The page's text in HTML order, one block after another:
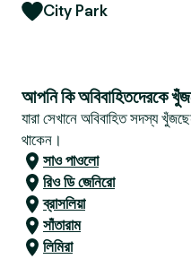
City Park
আপনি কি অবিবাহিতদেরকে
যারা সেখানে অবিবাহিত সদস্য
থাকেন।
সাও পাওলো
রিও ডি জেনিরো
ব্রাসলিয়া
সাঁতারাম
লিমিরা